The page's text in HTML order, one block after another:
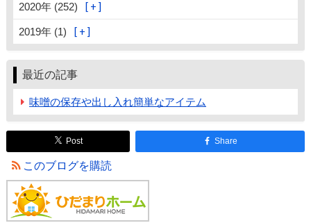
2020年 (252)
2019年 (1)
最近の記事
味噌の保存や出し入れ簡単なアイテム
Post Share
このブログを購読